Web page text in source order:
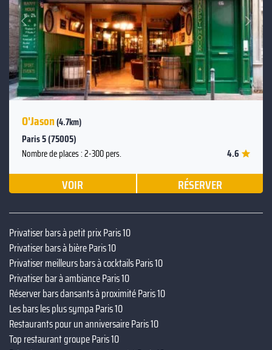
Précédent
Suivant
O'Jason(4.7km)
Paris 5 (75005)
Nombre de places : 2-300 pers. 4.6
VOIR RÉSERVER
Privatiser bars à petit prix Paris 10
Privatiser bars à bière Paris 10
Privatiser meilleurs bars à cocktails Paris 10
Privatiser bar à ambiance Paris 10
Réserver bars dansants à proximité Paris 10
Les bars les plus sympa Paris 10
Restaurants pour un anniversaire Paris 10
Top restaurant groupe Paris 10